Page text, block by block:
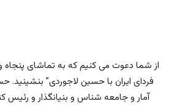
از شما دعوت می کنیم که به تماشای پنجاه
فردای ایران با حسین لاجوردی”
آمار و جامعه‌ شناس و بنیانگذار و رئیس